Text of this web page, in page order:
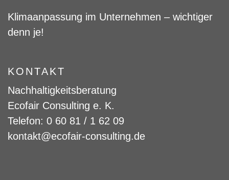
Klimaanpassung im Unternehmen – wichtiger
denn je!
KONTAKT
Nachhaltigkeitsberatung
Ecofair Consulting e. K.
Telefon: 0 60 81 / 1 62 09
kontakt@ecofair-consulting.de